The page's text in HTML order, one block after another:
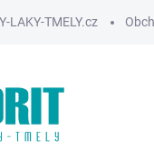
LAKY-TMELY.cz